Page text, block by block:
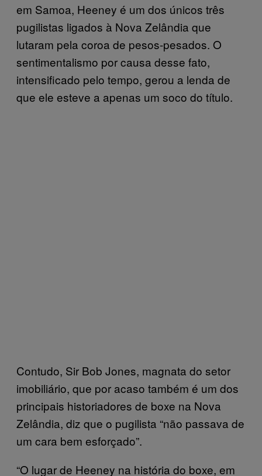
em Samoa, Heeney é um dos únicos três
pugilistas ligados à Nova Zelândia que
lutaram pela coroa de pesos-pesados. O
sentimentalismo por causa desse fato,
intensificado pelo tempo, gerou a lenda de
que ele esteve a apenas um soco do título.
Contudo, Sir Bob Jones, magnata do setor
imobiliário, que por acaso também é um dos
principais historiadores de boxe na Nova
Zelândia, diz que o pugilista “não passava de
um cara bem esforçado”.
“O lugar de Heeney na história do boxe, em